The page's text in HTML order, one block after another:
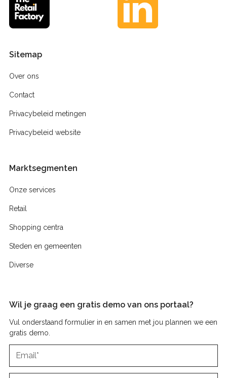
Sitemap
Over ons
Contact
Privacybeleid metingen
Privacybeleid website
Marktsegmenten
Onze services
Retail
Shopping centra
Steden en gemeenten
Diverse
Wil je graag een gratis demo van ons portaal?
Vul onderstaand formulier in en samen met jou plannen we een
gratis demo.